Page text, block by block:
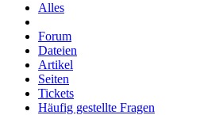
Alles
Forum
Dateien
Artikel
Seiten
Tickets
Häufig gestellte Fragen